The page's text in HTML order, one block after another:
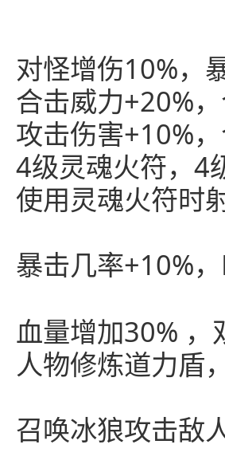
对怪增伤10%，
合击威力+20%
攻击伤害+10%
4级灵魂火符，4
使用灵魂火符时
暴击几率+10%
血量增加30%
人物修炼道力盾
召唤冰狼攻击敌